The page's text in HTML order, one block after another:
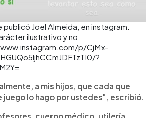
Joel Almeida, en instagram.
ilustrativo y no
p/CjMx-
?
a mis hijos, que cada que
juego lo hago por ustedes", escribió.